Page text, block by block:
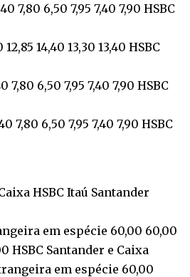
7,80 6,50 7,95 7,40 7,90 HSBC
14,40 13,30 13,40 HSBC
6,50 7,95 7,40 7,90 HSBC
7,80 6,50 7,95 7,40 7,90 HSBC
HSBC Itaú Santander
em espécie 60,00 60,00
HSBC Santander e Caixa
em espécie 60,00